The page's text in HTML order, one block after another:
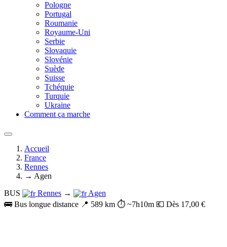
Pologne
Portugal
Roumanie
Royaume-Uni
Serbie
Slovaquie
Slovénie
Suède
Suisse
Tchéquie
Turquie
Ukraine
Comment ça marche
Accueil
France
Rennes
→ Agen
BUS
Rennes →
Agen
🚌 Bus longue distance 📍 589 km ⏱️ ~7h10m 💶 Dès 17,00 €